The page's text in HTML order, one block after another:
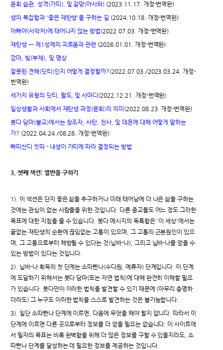
윤회 습관, 성격(가띠 ), 및 갈망(아사와) (2023.11.17. 개정-번역완)
생의 복잡함과 '좋은 재탄생'을 구하는 길 (2024.10.18. 개정-번역완)
아빠야(사악처)에 태어나지 않는 방법(2022.07.03. 개정-번역완)
재탄생 ㅡ 제1성제의 괴로움과 관련 (2026.01.01. 개정-번역완)
깜마, 빚(부채), 및 명상
잘못된 견해(딧티)인지 어떻게 결정할까?(2022.07.03./2023.03.24. 개정-
번역완)
세가지 유형의 딧티, 팔도, 및 사마디 (2022.12.21. 개정-번역완)
일상생활과 사회에서 재탄생 과정(윤회)의 의미 (2022.08.23. 개정-번역완)
붓다 담마(불교)에서는 창조자, 사탄, 천사, 및 데몬에 대해 어떻게 말하는
가? (2022.04.24./08.28. 개정-번역완)
빠띠산디 찟따 - 내생이 가띠에 따라 결정되는 방법
3. 셋째 섹션: 열반을 구하기
1). 이 섹션은 단지 좋은 삶을 추구하거나 미래 태어남에 더 나은 삶을 구하는
것에는 관심이 없는 사람들을 위한 것입니다. 다른 종교들도 어느 정도 그러한
목표에 대한 지침을 줄 수 있습니다. 붓다 메시지의 독특함은 '이 세상'에서는
끝없는 재탄생의 순환에 끊임없는 고통이 있으며, 그 고통의 근본원인이 있으
며, 그 고통으로부터 해방될 수 있다는 것(닙바-나), 그리고 닙바-나를 얻을 수
있는 방법이 있다는 것입니다.
2). 닙바-나 획득의 첫 단계는 소따빤나(수다원, 예류자) 단계입니다. 이 단계
에 도달하기 위해서는 붓다 담마(또는 자연 법칙)에 대해 완전히 이해할 필요
가 있습니다. 붓다만이 이러한 법칙을 발견할 수 있기 때문에 (아무리 총명하
더라도) 그 누구도 이러한 법칙을 스스로 발견하는 것은 불가능합니다.
3). 일단 소따빤나 단계에 이르면, 다음에 무엇을 해야 할지 압니다. 따라서 이
단계에 이르면 다른 곳으로부터 정보를 더 얻을 필요는 없습니다. 이 사이트에
서 필자의 목표는 비록 완벽함을 위해 더 많은 정보를 구할 수 있을지라도, 소
따빤나 단계를 달성하는 데 필요한 정보를 제공하는 것입니다.